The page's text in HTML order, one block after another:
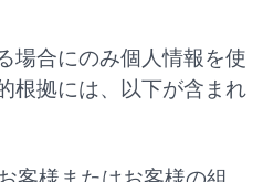
場合にのみ個人情報を使
根拠には、以下が含まれ